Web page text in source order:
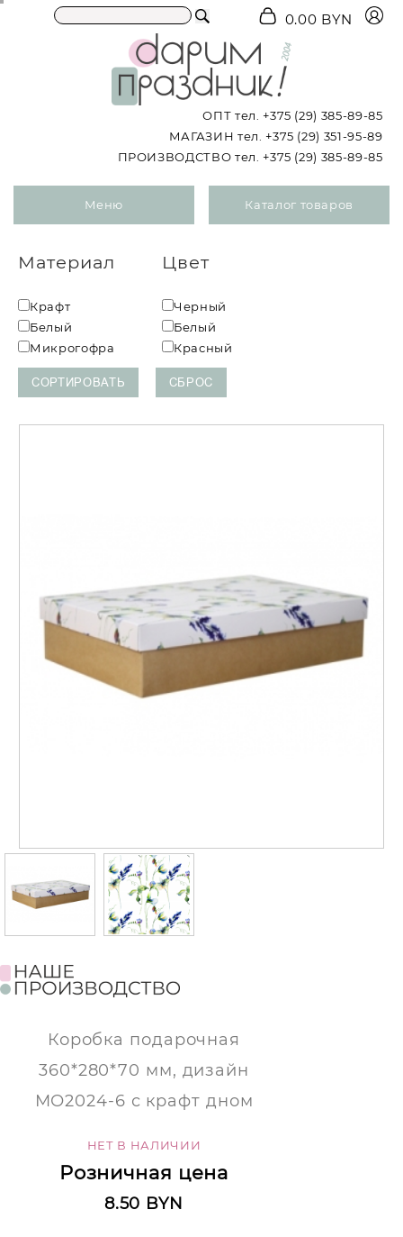
0.00 BYN
ОПТ тел. +375 (29) 385-89-85
МАГАЗИН тел. +375 (29) 351-95-89
ПРОИЗВОДСТВО тел. +375 (29) 385-89-85
Меню Каталог товаров
Материал
Крафт
Белый
Микрогофра
Цвет
Черный
Белый
Красный
Коробка подарочная
360*280*70 мм, дизайн
МО2024-6 с крафт дном
НЕТ В НАЛИЧИИ
Розничная цена
8.50 BYN